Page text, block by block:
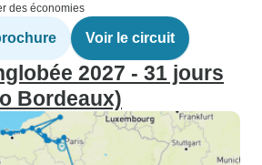
des économies
Voir le circuit
2027 - 31 jours
Bordeaux)